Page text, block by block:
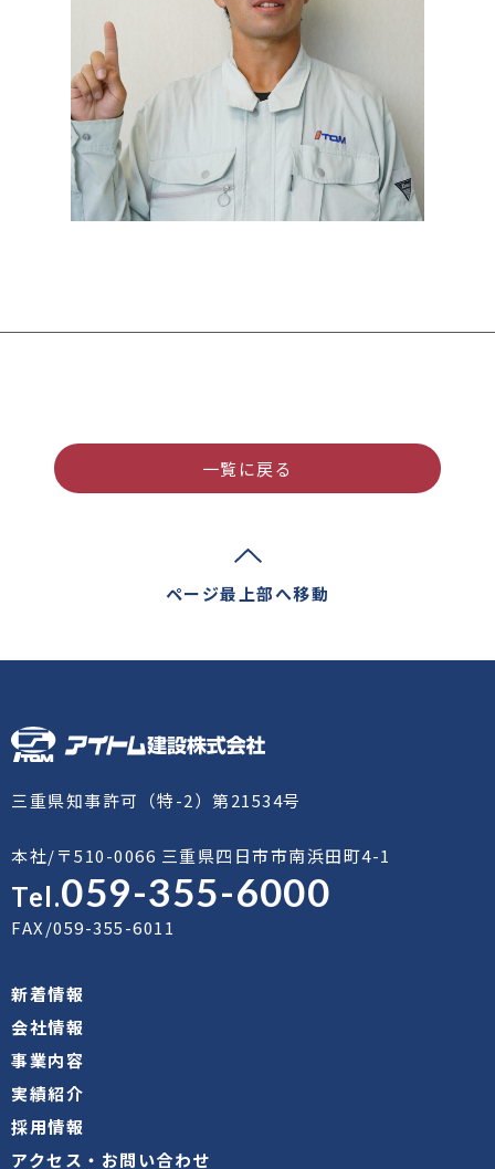
一覧に戻る
ページ最上部へ移動
三重県知事許可（特-2）第21534号
本社/〒510-0066 三重県四日市市南浜田町4-1
Tel.059-355-6000
FAX/059-355-6011
新着情報
会社情報
事業内容
実績紹介
採用情報
アクセス・お問い合わせ